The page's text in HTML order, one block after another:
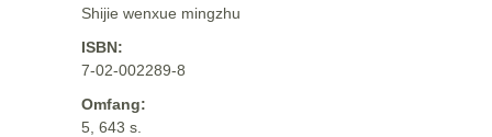
Shijie wenxue mingzhu
ISBN:
7-02-002289-8
Omfang:
5, 643 s.